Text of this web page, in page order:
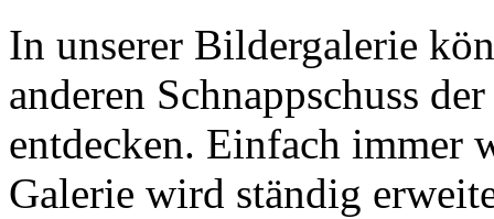
In unserer Bildergalerie
anderen Schnappschuss
entdecken. Einfach immer
Galerie wird ständig